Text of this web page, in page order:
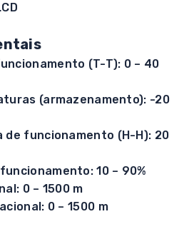
(T-T): 0 – 40
(armazenamento): -20
de funcionamento (H-H): 20
10 – 90%
0 – 1500 m
0 – 1500 m